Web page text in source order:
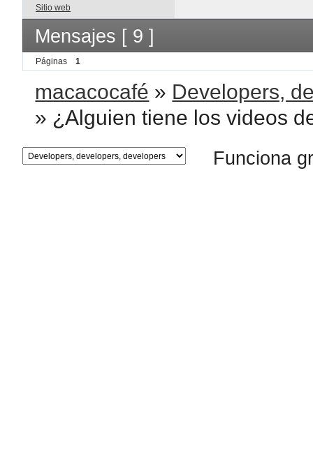
Sitio web
Mensajes [ 9 ]
Páginas 1
macacocafé » Developers,
» ¿Alguien tiene los videos
Funciona